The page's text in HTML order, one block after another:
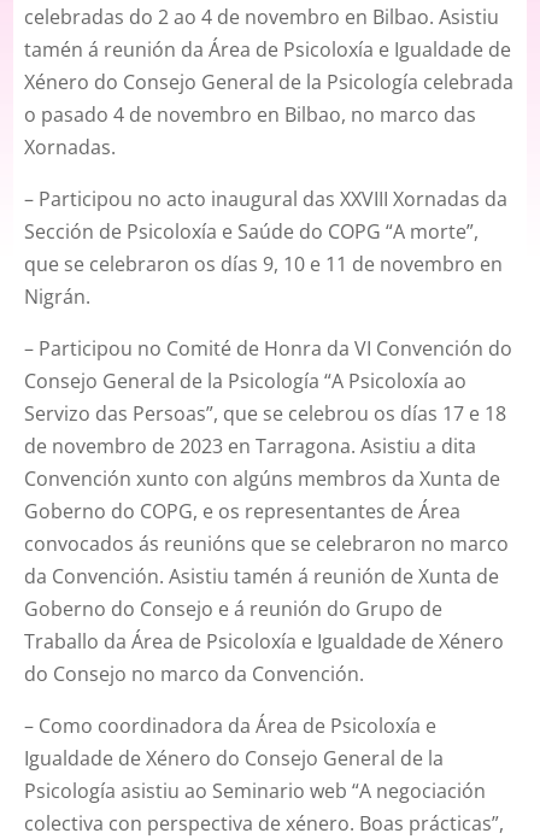
celebradas do 2 ao 4 de novembro en Bilbao. Asistiu
tamén á reunión da Área de Psicoloxía e Igualdade de
Xénero do Consejo General de la Psicología celebrada
o pasado 4 de novembro en Bilbao, no marco das
Xornadas.
– Participou no acto inaugural das XXVIII Xornadas da
Sección de Psicoloxía e Saúde do COPG “A morte”,
que se celebraron os días 9, 10 e 11 de novembro en
Nigrán.
– Participou no Comité de Honra da VI Convención do
Consejo General de la Psicología “A Psicoloxía ao
Servizo das Persoas”, que se celebrou os días 17 e 18
de novembro de 2023 en Tarragona. Asistiu a dita
Convención xunto con algúns membros da Xunta de
Goberno do COPG, e os representantes de Área
convocados ás reunións que se celebraron no marco
da Convención. Asistiu tamén á reunión de Xunta de
Goberno do Consejo e á reunión do Grupo de
Traballo da Área de Psicoloxía e Igualdade de Xénero
do Consejo no marco da Convención.
– Como coordinadora da Área de Psicoloxía e
Igualdade de Xénero do Consejo General de la
Psicología asistiu ao Seminario web “A negociación
colectiva con perspectiva de xénero. Boas prácticas”,